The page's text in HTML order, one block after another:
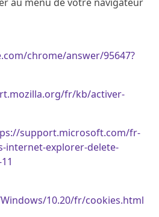
chrome/answer/95647?
fr/kb/activer-
support.microsoft.com/fr-
internet-explorer-delete-
10.20/fr/cookies.html